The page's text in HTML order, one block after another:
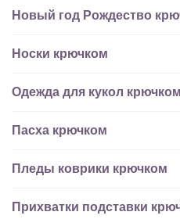
Новый год Рождество
Носки крючком
Одежда для кукол крючком
Пасха крючком
Пледы коврики крючком
Прихватки подставки